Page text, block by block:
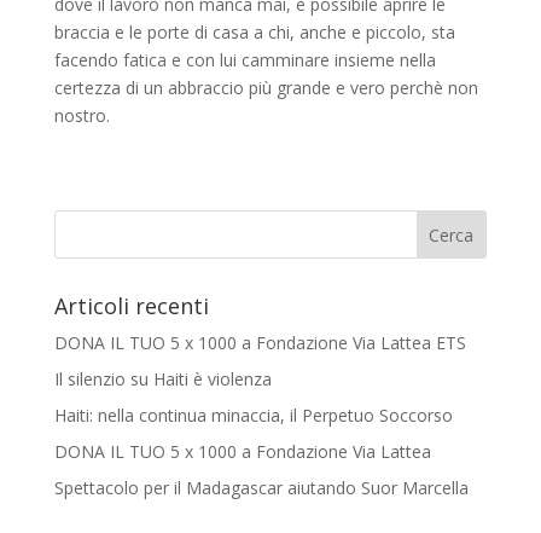
braccia e le porte di casa a chi, anche e piccolo, sta
facendo fatica e con lui camminare insieme nella
certezza di un abbraccio più grande e vero perchè non
nostro.
Articoli recenti
DONA IL TUO 5 x 1000 a Fondazione Via Lattea ETS
Il silenzio su Haiti è violenza
Haiti: nella continua minaccia, il Perpetuo Soccorso
DONA IL TUO 5 x 1000 a Fondazione Via Lattea
Spettacolo per il Madagascar aiutando Suor Marcella